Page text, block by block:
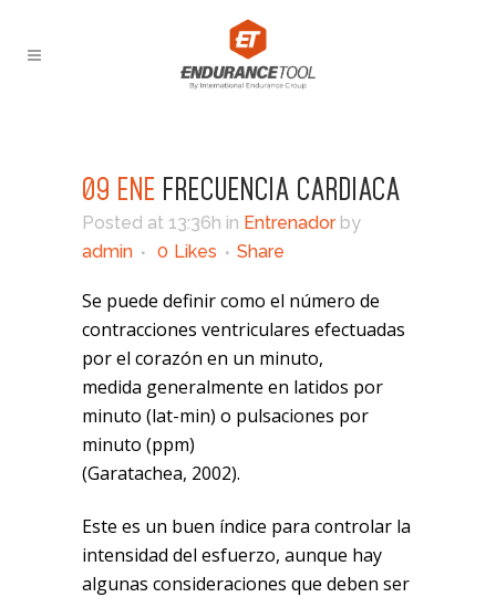
09 ENE FRECUENCIA CARDIACA
Posted at 13:36h in Entrenador by
admin
0 Likes Share
Se puede definir como el número de
contracciones ventriculares efectuadas
por el corazón en un minuto,
medida generalmente en latidos por
minuto (lat-min) o pulsaciones por
minuto (ppm)
(Garatachea, 2002).
Este es un buen índice para controlar la
intensidad del esfuerzo, aunque hay
algunas consideraciones que deben ser